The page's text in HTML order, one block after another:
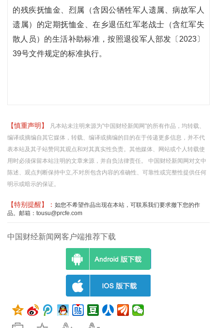
的残疾抚恤金、烈属（含因公牺牲军人遗属、病故军人
遗属）的定期抚恤金、在乡退伍红军老战士（含红军失
散人员）的生活补助标准，按照退役军人部发〔2023〕
39号文件规定的标准执行。
【慎重声明】
凡本站未注明来源为"中国财经新闻网"的所有作品，均转载、
编译或摘编自其它媒体，转载、编译或摘编的目的在于传递更多信息，并不代
表本站及其子站赞同其观点和对其真实性负责。其他媒体、网站或个人转载使
用时必须保留本站注明的文章来源，并自负法律责任。 中国财经新闻网对文中
陈述、观点判断保持中立,不对所包含内容的准确性、可靠性或完整性提供任何
明示或暗示的保证。
【特别提醒】： 如您不希望作品出现在本站，可联系我们要求撤下您的作
品。邮箱：tousu@prcfe.com
中国财经新闻网客户端推荐下载